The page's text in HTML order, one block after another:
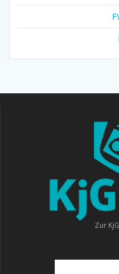
Zur